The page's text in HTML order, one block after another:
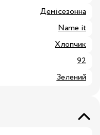
Демісезонна
Name it
Хлопчик
92
Зелений